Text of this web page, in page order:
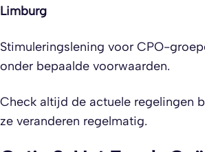
Limburg
Stimuleringslening voor CPO-
onder bepaalde voorwaarden.
Check altijd de actuele regelingen
ze veranderen regelmatig.